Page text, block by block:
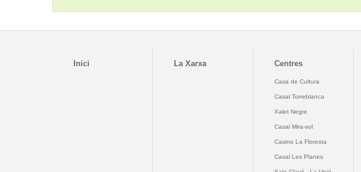
Inici La Xarxa Centres
Casa de Cultura
Casal Torreblanca
Xalet Negre
Casal Mira-sol
Casino La Floresta
Casal Les Planes